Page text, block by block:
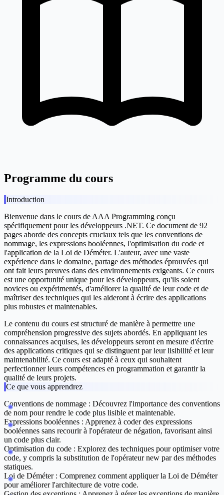
Programme du cours
Introduction
Bienvenue dans le cours de AAA Programming conçu
spécifiquement pour les développeurs .NET. Ce document de 92
pages aborde des concepts cruciaux tels que les conventions de
nommage, les expressions booléennes, l'optimisation du code et
l'application de la Loi de Déméter. L'auteur, avec une vaste
expérience dans le domaine, partage des méthodes éprouvées qui
ont fait leurs preuves dans des environnements exigeants. Ce cours
est une opportunité unique pour les développeurs, qu'ils soient
novices ou expérimentés, d'améliorer la qualité de leur code et de
maîtriser des techniques qui les aideront à écrire des applications
plus robustes et maintenables.
Le contenu du cours est structuré de manière à permettre une
compréhension progressive des sujets abordés. En appliquant les
connaissances acquises, les développeurs seront en mesure d'écrire
des applications critiques qui se distinguent par leur lisibilité et leur
maintenabilité. Ce cours est adapté à ceux qui souhaitent
perfectionner leurs compétences en programmation et garantir la
qualité de leurs projets.
Ce que vous apprendrez
Conventions de nommage : Découvrez l'importance des conventions
de nom pour rendre le code plus lisible et maintenable.
Expressions booléennes : Apprenez à coder des expressions
booléennes sans recourir à l'opérateur de négation, favorisant ainsi
un code plus clair.
Optimisation du code : Explorez des techniques pour optimiser votre
code, y compris la substitution de l'opérateur new par des méthodes
statiques.
Loi de Déméter : Comprenez comment appliquer la Loi de Déméter
pour améliorer l'architecture de votre code.